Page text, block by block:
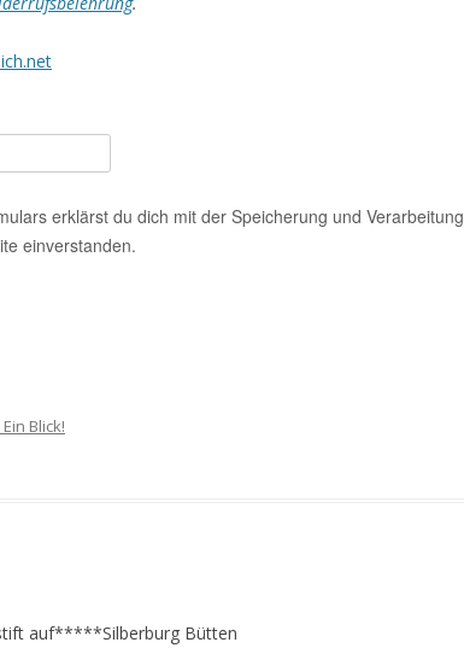
erklärst du dich mit der Speicherung und Verarbeitung
einverstanden.
Blick!
auf*****Silberburg Bütten